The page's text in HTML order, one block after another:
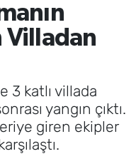
Villadan
3 katlı villada
yangın çıktı.
giren ekipler
Durumu ve Fikstür